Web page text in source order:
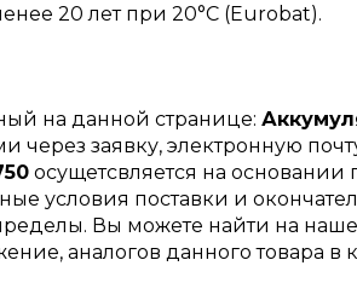
20 лет при 20°C (Eurobat).
на данной странице:
через заявку, электронную
осущетсвляется на основании
условия поставки и
Вы можете найти на
аналогов данного товара в